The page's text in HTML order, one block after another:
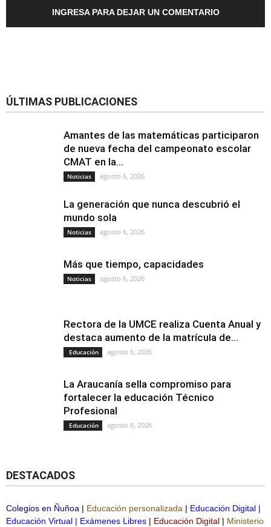
INGRESA PARA DEJAR UN COMENTARIO
ÚLTIMAS PUBLICACIONES
Amantes de las matemáticas participaron
de nueva fecha del campeonato escolar
CMAT en la...
Noticias agosto 6, 2026
La generación que nunca descubrió el
mundo sola
Noticias agosto 6, 2026
Más que tiempo, capacidades
Noticias agosto 6, 2026
Rectora de la UMCE realiza Cuenta Anual y
destaca aumento de la matrícula de...
Educación agosto 6, 2026
La Araucanía sella compromiso para
fortalecer la educación Técnico
Profesional
Educación agosto 6, 2026
DESTACADOS
Colegios en Ñuñoa | Educación personalizada | Educación Digital |
Educación Virtual | Exámenes Libres | Educación Digital | Ministerio